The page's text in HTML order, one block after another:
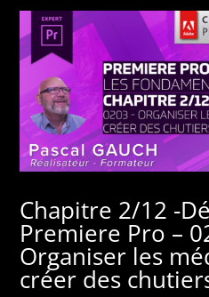
Chapitre 2/12 -
Premiere Pro –
Organiser les
créer des